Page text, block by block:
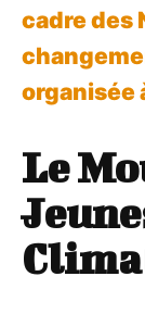
cadre des
organisée
Le